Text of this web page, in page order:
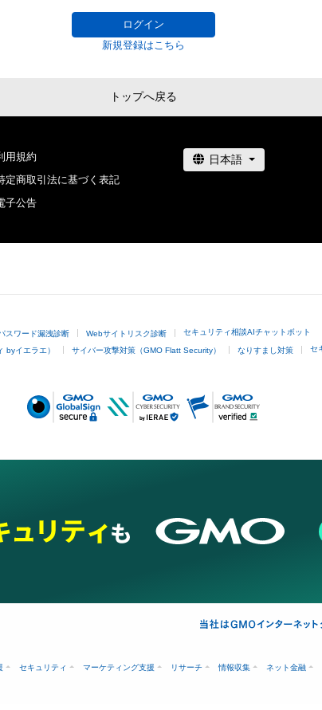
・本作品の購入、売却および利用に関して、購入者、売却者
三者が損害を被った場合、その損害がいかなる原因で発
ログイン
新規登録はこちら
トップへ戻る
用規約
定商取引法に基づく表記
子公告
スワード漏洩診断 Webサイトリスク診断 セキュリティ相談AIチャットボット
byイエラエ） サイバー攻撃対策（GMO Flatt Security） なりすまし対策 セ
セキュリティ マーケティング支援 リサーチ 情報収集 ネット金融